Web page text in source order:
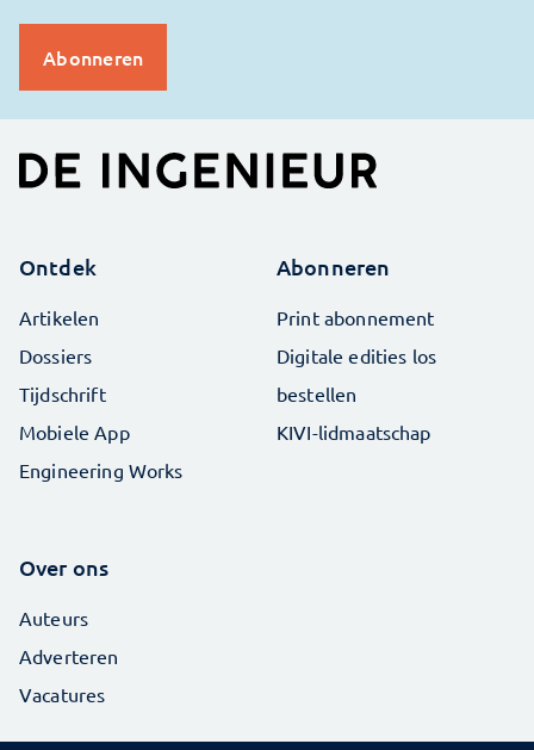
Ontdek
Artikelen
Dossiers
Tijdschrift
Mobiele App
Engineering Works
Abonneren
Print abonnement
Digitale edities los
bestellen
KIVI-lidmaatschap
Over ons
Auteurs
Adverteren
Vacatures